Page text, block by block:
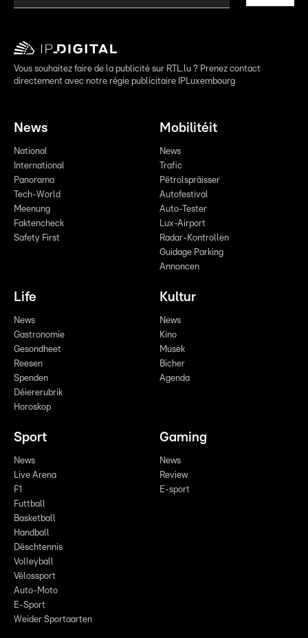
Vous souhaitez faire de la publicité sur RTL.lu ? Prenez contact
directement avec notre régie publicitaire IPLuxembourg
News
National
International
Panorama
Tech-World
Meenung
Faktencheck
Safety First
Mobilitéit
News
Trafic
Pëtrolspräisser
Autofestival
Auto-Tester
Lux-Airport
Radar-Kontrollen
Guidage Parking
Annoncen
Life
News
Gastronomie
Gesondheet
Reesen
Spenden
Déiererubrik
Horoskop
Kultur
News
Kino
Musek
Bicher
Agenda
Sport
News
Live Arena
F1
Futtball
Basketball
Handball
Dëschtennis
Volleyball
Vëlossport
Auto-Moto
E-Sport
Weider Sportaarten
Gaming
News
Review
E-sport